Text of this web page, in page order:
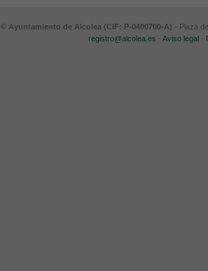
© Ayuntamiento de Alcolea (CIF: P-0400700-A) - Plaza
registro@alcolea.es -Aviso legal -